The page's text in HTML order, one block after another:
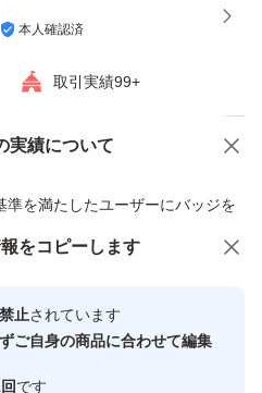
。
す。
が大きさ小さめや黒み皮剥ぎ
り商品の為お安く販売いたし
料国産青森県産にんにく
本人確認済
取引実績99+
実績について
を満たしたユーザーにバッジを
心・安全なユーザーです
商品への質問
をコピーします
止されています
ご自身の商品に合わせて編集
です
スメ